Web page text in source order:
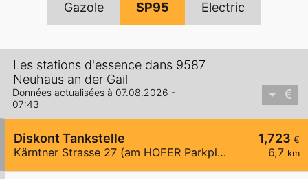
Gazole SP95 Electric
Les stations d'essence dans 9587
Neuhaus an der Gail
Données actualisées à 07.08.2026 -
07:43
1,723 €
6,7 km
Diskont Tankstelle
Kärntner Strasse 27 (am HOFER Parkplatz)